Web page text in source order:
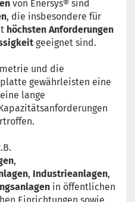
von Enersys® sind
, die insbesondere für
höchsten Anforderungen
geeignet sind.
und die
gewährleisten eine
lange
,
, Industrieanlagen,
in öffentlichen